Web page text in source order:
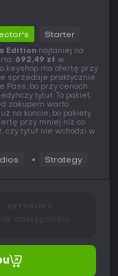
Starter
Edition najtaniej na
692,49 zł w
keyshop ma ofertę przy
sprzedaje praktycznie
Pass, bo przy cenach
tytuł. To pakiet,
zakupem warto
na koncie, bo pakiety
przy mniej niż co
tytuł nie wchodzi w
Strategy
dostępności